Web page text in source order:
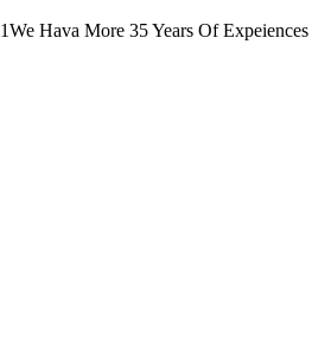
We Hava More 35 Years Of Expeiences